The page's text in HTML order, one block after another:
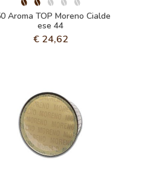
Aroma TOP Moreno Cialde
ese 44
€ 24,62